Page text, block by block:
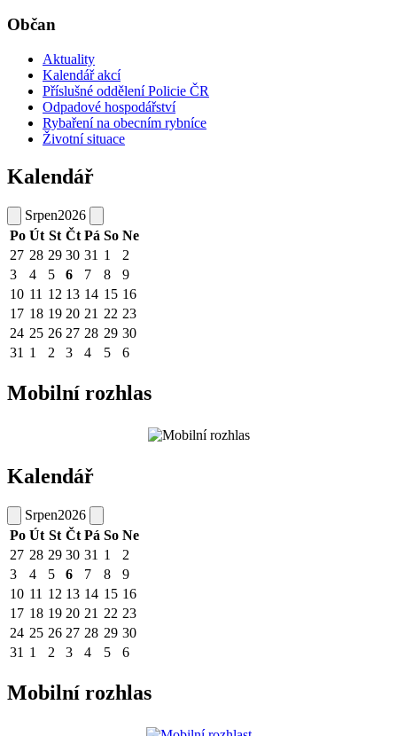
Občan
Aktuality
Kalendář akcí
Příslušné oddělení Policie ČR
Odpadové hospodářství
Rybaření na obecním rybníce
Životní situace
Kalendář
Srpen2026
Po Út St Čt Pá So Ne
27 28 29 30 31 1
2
3
4 5 6 7 8
9
10 11 12 13 14 15 16
17 18 19 20 21 22 23
24 25 26 27 28 29 30
31 1 2 3 4 5 6
Mobilní rozhlas
Kalendář
Srpen2026
Po Út St Čt Pá So Ne
27 28 29 30 31 1
2
3
4 5 6 7 8
9
10 11 12 13 14 15 16
17 18 19 20 21 22 23
24 25 26 27 28 29 30
31 1 2 3 4 5 6
Mobilní rozhlas